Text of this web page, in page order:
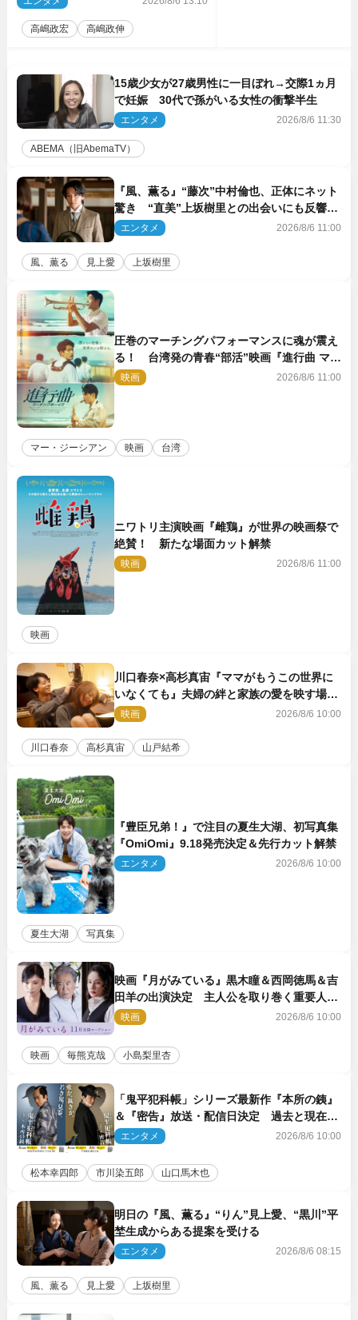
高嶋政宏 高嶋政伸
15歳少女が27歳男性に一目ぼれ→交際1ヵ月
で妊娠 30代で孫がいる女性の衝撃半生
エンタメ 2026/8/6 11:30
ABEMA（旧AbemaTV）
『風、薫る』“藤次”中村倫也、正体にネット
驚き “直美”上坂樹里との出会いにも反響
「力になってくれそう」「仲良くしなよ！」
エンタメ 2026/8/6 11:00
風、薫る 見上愛 上坂樹里
圧巻のマーチングパフォーマンスに魂が震え
る！ 台湾発の青春“部活”映画『進行曲 マー
チングボーイズ』予告解禁
映画 2026/8/6 11:00
マー・ジーシアン 映画 台湾
ニワトリ主演映画『雌鶏』が世界の映画祭で
絶賛！ 新たな場面カット解禁
映画 2026/8/6 11:00
映画
川口春奈×高杉真宙『ママがもうこの世界に
いなくても』夫婦の絆と家族の愛を映す場面
写真公開
映画 2026/8/6 10:00
川口春奈 高杉真宙 山戸結希
『豊臣兄弟！』で注目の夏生大湖、初写真集
『OmiOmi』9.18発売決定＆先行カット解禁
エンタメ 2026/8/6 10:00
夏生大湖 写真集
映画『月がみている』黒木瞳＆西岡徳馬＆吉
田羊の出演決定 主人公を取り巻く重要人物
を演じる
映画 2026/8/6 10:00
映画 毎熊克哉 小島梨里杏
「鬼平犯科帳」シリーズ最新作『本所の銕』
＆『密告』放送・配信日決定 過去と現在が
繋がるビジュアルも解禁
エンタメ 2026/8/6 10:00
松本幸四郎 市川染五郎 山口馬木也
明日の『風、薫る』“りん”見上愛、“黒川”平
埜生成からある提案を受ける
エンタメ 2026/8/6 08:15
風、薫る 見上愛 上坂樹里